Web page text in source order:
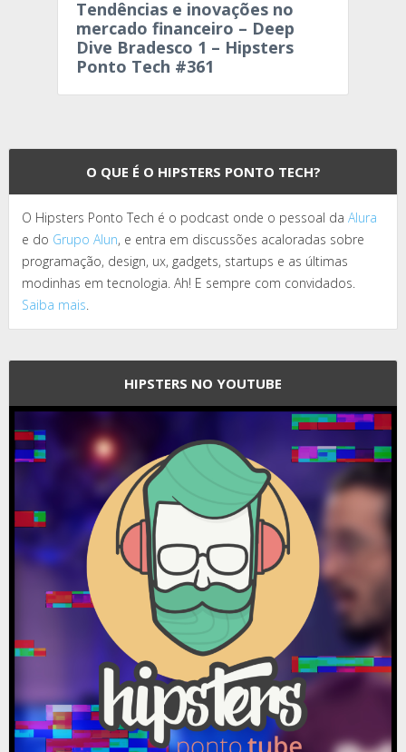
Tendências e inovações no
mercado financeiro – Deep
Dive Bradesco 1 – Hipsters
Ponto Tech #361
O QUE É O HIPSTERS PONTO TECH?
O Hipsters Ponto Tech é o podcast onde o pessoal da Alura
e do Grupo Alun, e entra em discussões acaloradas sobre
programação, design, ux, gadgets, startups e as últimas
modinhas em tecnologia. Ah! E sempre com convidados.
Saiba mais
HIPSTERS NO YOUTUBE